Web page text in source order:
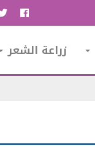
زراعة الشعر